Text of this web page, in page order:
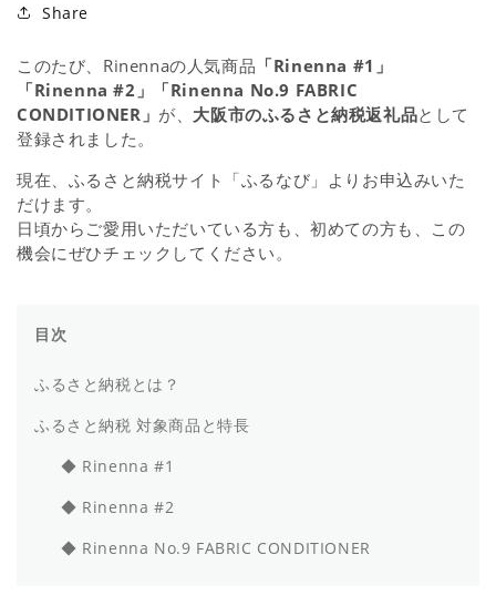
Share
このたび、Rinennaの人気商品 「Rinenna #1」
「Rinenna #2」「Rinenna No.9 FABRIC
CONDITIONER」 が、 大阪市のふるさと納税返礼品として
登録されました。
現在、ふるさと納税サイト「ふるなび」よりお申込みいた
だけます。
日頃からご愛用いただいている方も、初めての方も、この
機会にぜひチェックしてください。
目次
ふるさと納税とは？
ふるさと納税 対象商品と特長
◆ Rinenna #1
◆ Rinenna #2
◆ Rinenna No.9 FABRIC CONDITIONER